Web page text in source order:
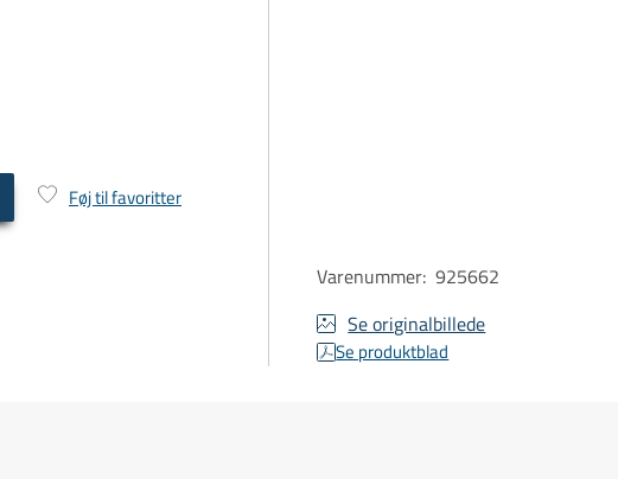
Føj til favoritter
Varenummer: 925662
Se originalbillede
Se produktblad